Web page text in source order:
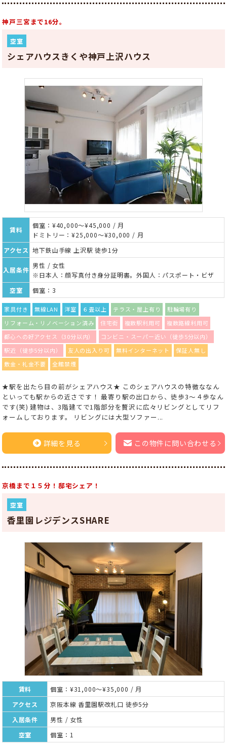
神戸三宮まで16分。
空室
シェアハウスきくや神戸上沢ハウス
賃料
個室：¥40,000～¥45,000 / 月
ドミトリー：¥25,000～¥30,000 / 月
アクセス 地下鉄山手線 上沢駅 徒歩1分
入居条件
男性 / 女性
※日本人：顔写真付き身分証明書。外国人：パスポート・ビザ
空室
個室：3
家具付き 無線LAN 洋室 ６畳以上 テラス・屋上有り
駐輪場有り
リフォーム・リノベーション済み
住宅街 複数駅利用可
複数路線利用可
都心への好アクセス（30分以内）
コンビニ・スーパー近い（徒歩5分以内）
駅近（徒歩5分以内）
友人の出入り可 無料インターネット
保証人無し
敷金・礼金不要
全館禁煙
★駅を出たら目の前がシェアハウス★ このシェアハウスの特徴ななん
といっても駅からの近さです！ 最寄り駅の出口から、徒歩3～４歩なん
です(笑) 建物は、3階建てで1階部分を贅沢に広々リビングとしてリフ
ォームしております。 リビングには大型ソファー...
詳細を見る この物件に問い合わせる
京橋まで１５分！邸宅シェア！
空室
香里園レジデンスSHARE
賃料
個室：¥31,000～¥35,000 / 月
アクセス
京阪本線 香里園駅改札口 徒歩5分
入居条件
男性 / 女性
空室
個室：1